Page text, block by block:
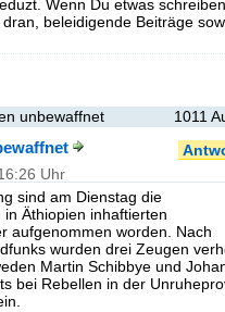
Wenn Du etwas
beleidigende Beiträge
unbewaffnet 1011
Uhr
sind am Dienstag die
Äthiopien inhaftierten
aufgenommen worden. Nach
wurden drei Zeugen
Martin Schibbye und
bei Rebellen in der